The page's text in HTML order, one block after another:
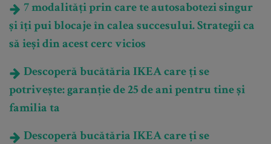
7 modalități prin care te autosabotezi singur
și îți pui blocaje în calea succesului. Strategii ca
să ieși din acest cerc vicios
Descoperă bucătăria IKEA care ți se
potrivește: garanție de 25 de ani pentru tine și
familia ta
Descoperă bucătăria IKEA care ți se